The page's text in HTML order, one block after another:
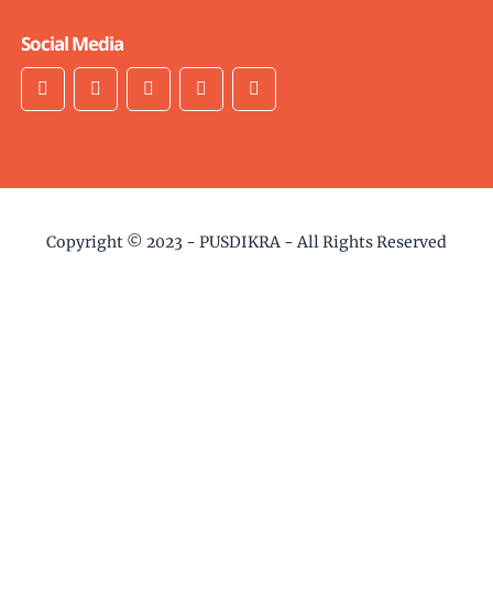
Social Media
Copyright © 2023 - PUSDIKRA - All Rights Reserved